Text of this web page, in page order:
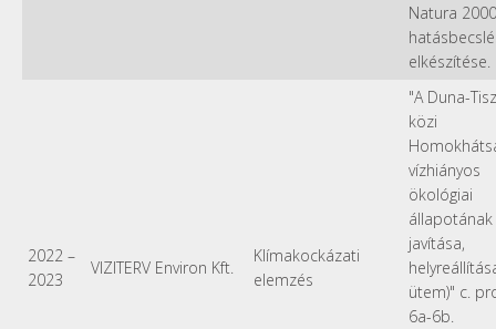
Natura 2000
elkészítése.
2022 –
2023
VIZITERV Environ Kft.
Klímakockázati
elemzés
"A Duna-
közi
vízhiányos
ökológiai
állapotának
javítása,
ütem)" c.
6a-6b.